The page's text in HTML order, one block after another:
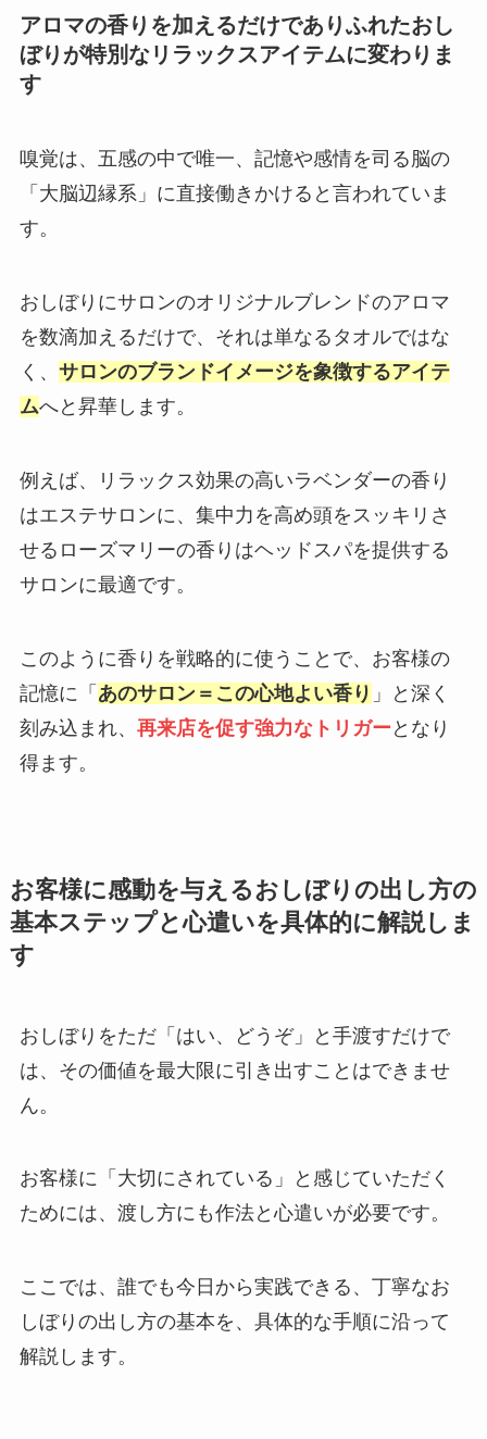
アロマの香りを加えるだけでありふれたおし
ぼりが特別なリラックスアイテムに変わりま
す
嗅覚は、五感の中で唯一、記憶や感情を司る脳の
「大脳辺縁系」に直接働きかけると言われていま
す。
おしぼりにサロンのオリジナルブレンドのアロマ
を数滴加えるだけで、それは単なるタオルではな
く、 サロンのブランドイメージを象徴するアイテ
ムへと昇華します。
例えば、リラックス効果の高いラベンダーの香り
はエステサロンに、集中力を高め頭をスッキリさ
せるローズマリーの香りはヘッドスパを提供する
サロンに最適です。
このように香りを戦略的に使うことで、お客様の
記憶に「 あのサロン＝この心地よい香り 」と深く
刻み込まれ、 再来店を促す強力なトリガー となり
得ます。
お客様に感動を与えるおしぼりの出し方の
基本ステップと心遣いを具体的に解説しま
す
おしぼりをただ「はい、どうぞ」と手渡すだけで
は、その価値を最大限に引き出すことはできませ
ん。
お客様に「大切にされている」と感じていただく
ためには、渡し方にも作法と心遣いが必要です。
ここでは、誰でも今日から実践できる、丁寧なお
しぼりの出し方の基本を、具体的な手順に沿って
解説します。